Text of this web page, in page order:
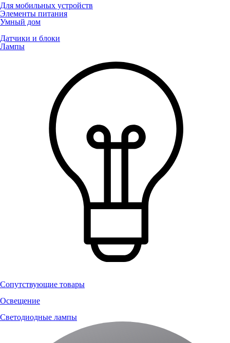
Для мобильных устройств
Элементы питания
Умный дом
Датчики и блоки
Лампы
Сопутствующие товары
Освещение
Светодиодные лампы